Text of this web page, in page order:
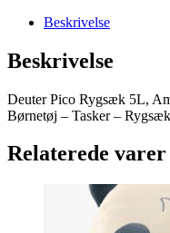
Beskrivelse
Beskrivelse
Deuter Pico Rygsæk 5L,
Børnetøj – Tasker –
Relaterede varer